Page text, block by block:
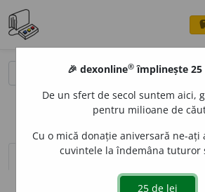
sinteza definițiilor (1) definiții (26)
🎉 dexonline® împlinește 25
De un sfert de secol suntem aici,
pentru milioane de
Cu o mică donație aniversară ne-ați
cuvintele la îndemâna tuturor